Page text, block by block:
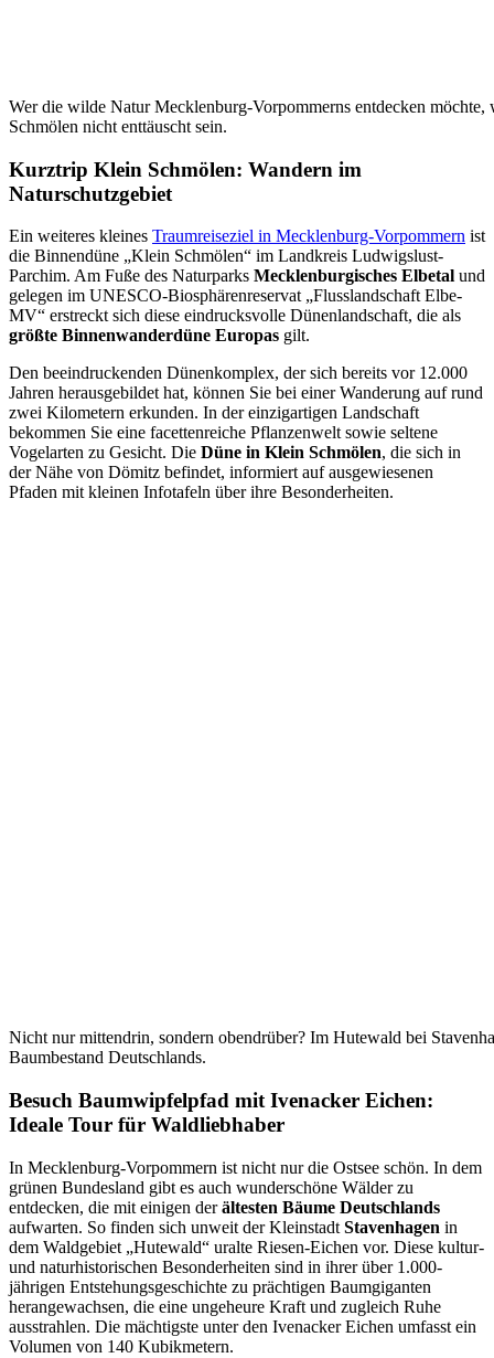
Wer die wilde Natur Mecklenburg-Vorpommerns entdecken
Schmölen nicht enttäuscht sein.
Kurztrip Klein Schmölen: Wandern im
Naturschutzgebiet
Ein weiteres kleines Traumreiseziel in Mecklenburg-Vorpommern ist
die Binnendüne „Klein Schmölen“ im Landkreis Ludwigslust-
Parchim. Am Fuße des Naturparks Mecklenburgisches Elbetal und
gelegen im UNESCO-Biosphärenreservat „Flusslandschaft Elbe-
MV“ erstreckt sich diese eindrucksvolle Dünenlandschaft, die als
größte Binnenwanderdüne Europas gilt.
Den beeindruckenden Dünenkomplex, der sich bereits vor 12.000
Jahren herausgebildet hat, können Sie bei einer Wanderung auf rund
zwei Kilometern erkunden. In der einzigartigen Landschaft
bekommen Sie eine facettenreiche Pflanzenwelt sowie seltene
Vogelarten zu Gesicht. Die Düne in Klein Schmölen, die sich in
der Nähe von Dömitz befindet, informiert auf ausgewiesenen
Pfaden mit kleinen Infotafeln über ihre Besonderheiten.
Nicht nur mittendrin, sondern obendrüber? Im Hutewald bei
Baumbestand Deutschlands.
Besuch Baumwipfelpfad mit Ivenacker Eichen:
Ideale Tour für Waldliebhaber
In Mecklenburg-Vorpommern ist nicht nur die Ostsee schön. In dem
grünen Bundesland gibt es auch wunderschöne Wälder zu
entdecken, die mit einigen derältesten Bäume Deutschlands
aufwarten. So finden sich unweit der Kleinstadt Stavenhagen in
dem Waldgebiet „Hutewald“ uralte Riesen-Eichen vor. Diese kultur-
und naturhistorischen Besonderheiten sind in ihrer über 1.000-
jährigen Entstehungsgeschichte zu prächtigen Baumgiganten
herangewachsen, die eine ungeheure Kraft und zugleich Ruhe
ausstrahlen. Die mächtigste unter den Ivenacker Eichen umfasst ein
Volumen von 140 Kubikmetern.